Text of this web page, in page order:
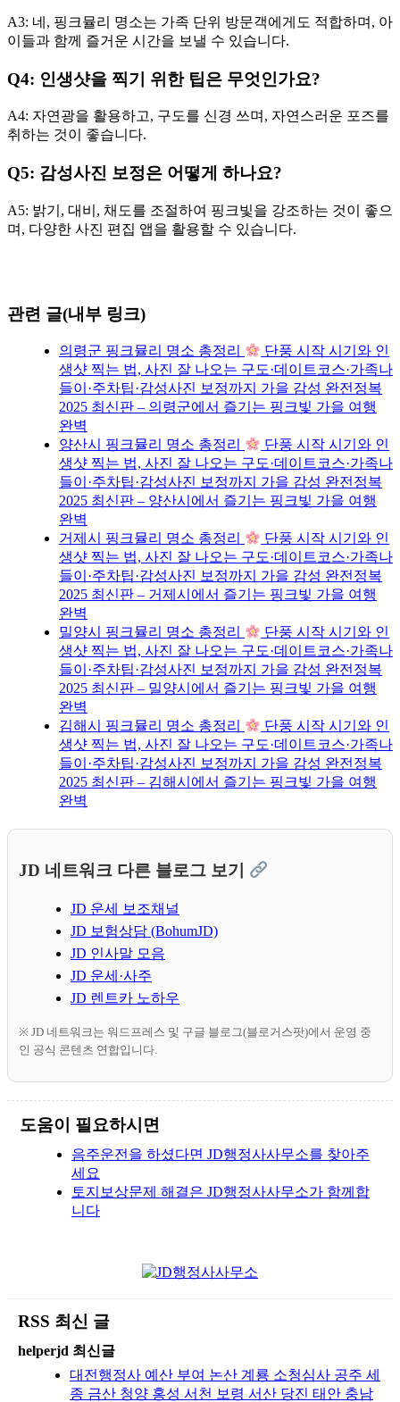
A3: 네, 핑크뮬리 명소는 가족 단위 방문객에게도 적합하며, 아
이들과 함께 즐거운 시간을 보낼 수 있습니다.
Q4: 인생샷을 찍기 위한 팁은 무엇인가요?
A4: 자연광을 활용하고, 구도를 신경 쓰며, 자연스러운 포즈를
취하는 것이 좋습니다.
Q5: 감성사진 보정은 어떻게 하나요?
A5: 밝기, 대비, 채도를 조절하여 핑크빛을 강조하는 것이 좋으
며, 다양한 사진 편집 앱을 활용할 수 있습니다.
관련 글(내부 링크)
의령군 핑크뮬리 명소 총정리
단풍 시작 시기와 인
생샷 찍는 법, 사진 잘 나오는 구도·데이트코스·가족나
들이·주차팁·감성사진 보정까지 가을 감성 완전정복
2025 최신판 – 의령군에서 즐기는 핑크빛 가을 여행
완벽
양산시 핑크뮬리 명소 총정리
단풍 시작 시기와 인
생샷 찍는 법, 사진 잘 나오는 구도·데이트코스·가족나
들이·주차팁·감성사진 보정까지 가을 감성 완전정복
2025 최신판 – 양산시에서 즐기는 핑크빛 가을 여행
완벽
거제시 핑크뮬리 명소 총정리
단풍 시작 시기와 인
생샷 찍는 법, 사진 잘 나오는 구도·데이트코스·가족나
들이·주차팁·감성사진 보정까지 가을 감성 완전정복
2025 최신판 – 거제시에서 즐기는 핑크빛 가을 여행
완벽
밀양시 핑크뮬리 명소 총정리
단풍 시작 시기와 인
생샷 찍는 법, 사진 잘 나오는 구도·데이트코스·가족나
들이·주차팁·감성사진 보정까지 가을 감성 완전정복
2025 최신판 – 밀양시에서 즐기는 핑크빛 가을 여행
완벽
김해시 핑크뮬리 명소 총정리
단풍 시작 시기와 인
생샷 찍는 법, 사진 잘 나오는 구도·데이트코스·가족나
들이·주차팁·감성사진 보정까지 가을 감성 완전정복
2025 최신판 – 김해시에서 즐기는 핑크빛 가을 여행
완벽
JD 네트워크 다른 블로그 보기
JD 운세 보조채널
JD 보험상담 (BohumJD)
JD 인사말 모음
JD 운세·사주
JD 렌트카 노하우
※ JD 네트워크는 워드프레스 및 구글 블로그(블로거스팟)에서 운영 중
인 공식 콘텐츠 연합입니다.
도움이 필요하시면
음주운전을 하셨다면 JD행정사사무소를 찾아주
세요
토지보상문제 해결은 JD행정사사무소가 함께합
니다
RSS 최신 글
helperjd 최신글
대전행정사 예산 부여 논산 계룡 소청심사 공주 세
종 금산 청양 홍성 서천 보령 서산 당진 태안 충남